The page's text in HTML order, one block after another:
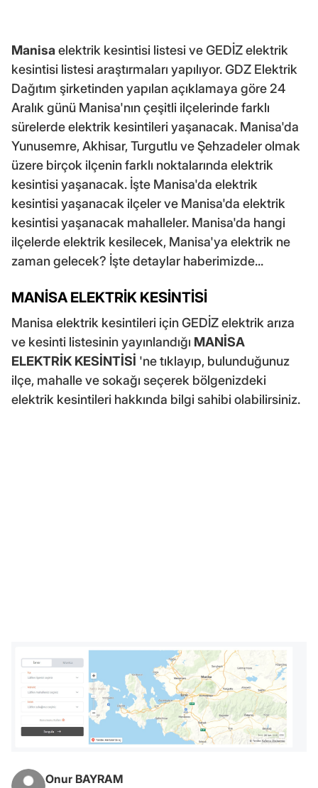
Manisa elektrik kesintisi listesi ve GEDİZ elektrik
kesintisi listesi araştırmaları yapılıyor. GDZ Elektrik
Dağıtım şirketinden yapılan açıklamaya göre 24
Aralık günü Manisa'nın çeşitli ilçelerinde farklı
sürelerde elektrik kesintileri yaşanacak. Manisa'da
Yunusemre, Akhisar, Turgutlu ve Şehzadeler olmak
üzere birçok ilçenin farklı noktalarında elektrik
kesintisi yaşanacak. İşte Manisa'da elektrik
kesintisi yaşanacak ilçeler ve Manisa'da elektrik
kesintisi yaşanacak mahalleler. Manisa'da hangi
ilçelerde elektrik kesilecek, Manisa'ya elektrik ne
zaman gelecek? İşte detaylar haberimizde...
MANİSA ELEKTRİK KESİNTİSİ
Manisa elektrik kesintileri için GEDİZ elektrik arıza
ve kesinti listesinin yayınlandığı MANİSA
ELEKTRİK KESİNTİSİ 'ne tıklayıp, bulunduğunuz
ilçe, mahalle ve sokağı seçerek bölgenizdeki
elektrik kesintileri hakkında bilgi sahibi olabilirsiniz.
Onur BAYRAM